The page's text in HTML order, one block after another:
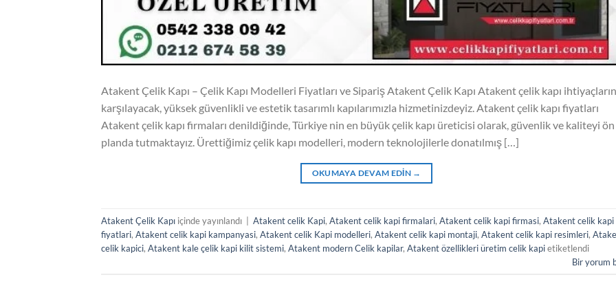
Atakent Çelik Kapı – Çelik Kapı Modelleri Fiyatları ve Sipariş Atakent Çelik Kapı Atakent çelik kapı
karşılayacak, yüksek güvenlikli ve estetik tasarımlı kapılarımızla hizmetinizdeyiz. Atakent çelik kapı fiyatları
Atakent çelik kapı firmaları denildiğinde, Türkiye nin en büyük çelik kapı üreticisi olarak, güvenlik ve kaliteyi ön
planda tutmaktayız. Ürettiğimiz çelik kapı modelleri, modern teknolojilerle donatılmış […]
OKUMAYA DEVAM EDIN →
Atakent Çelik Kapı içinde yayınlandı Atakent celik Kapi, Atakent celik kapi firmalari, Atakent celik kapi firmasi, Atakent celik kapi
fiyatlari, Atakent celik kapi kampanyasi, Atakent celik Kapi modelleri, Atakent celik kapi montaji, Atakent celik kapi resimleri,
celik kapici, Atakent kale çelik kapi kilit sistemi, Atakent modern Celik kapilar, Atakent özellikleri üretim celik kapietiketlendi
Bir yorum